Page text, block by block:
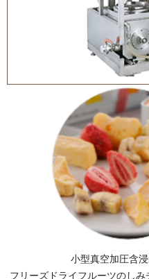
小型真空加圧含
フリーズドライフルーツのしみ